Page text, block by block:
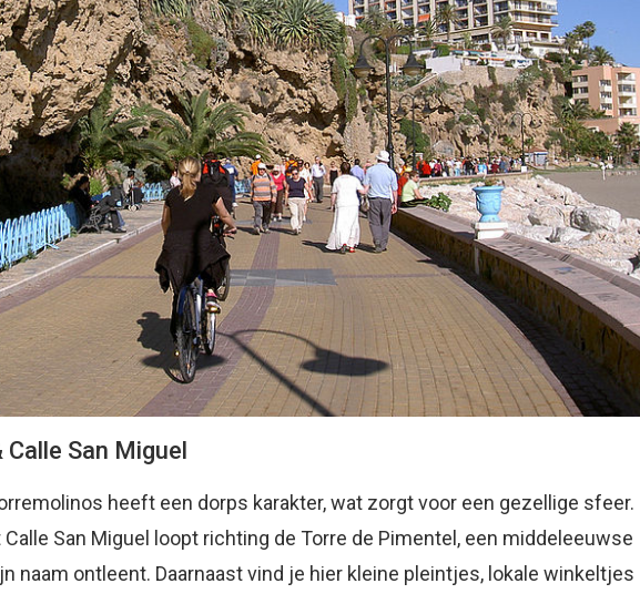
San Miguel
heeft een dorps karakter, wat zorgt voor een gezellige sfeer.
San Miguel loopt richting de Torre de Pimentel, een middeleeuwse
naam ontleent. Daarnaast vind je hier kleine pleintjes, lokale winkeltjes